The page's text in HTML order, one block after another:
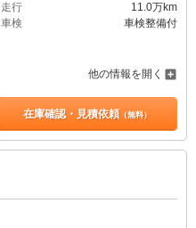
走行
11.0万km
車検
車検整備付
他の情報を開く
在庫確認・見積依頼（無料）